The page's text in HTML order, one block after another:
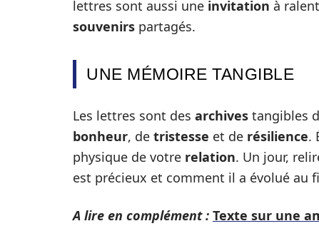
lettres sont aussi une invitation à
souvenirs partagés.
UNE MÉMOIRE TANGIBLE
Les lettres sont des archives tangibles
bonheur, de tristesse et de résilience.
physique de votre relation. Un jour,
est précieux et comment il a évolué au
A lire en complément : Texte sur une